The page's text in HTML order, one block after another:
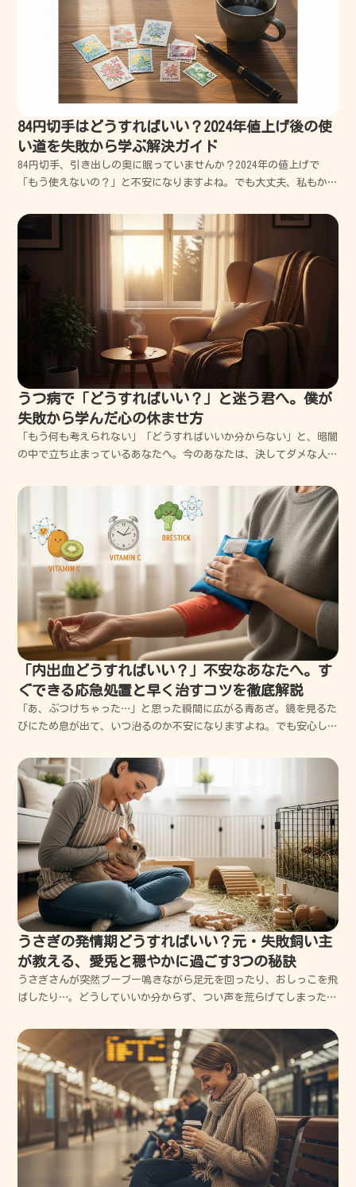
84円切手はどうすればいい？2024年値上げ後の使
い道を失敗から学ぶ解決ガイド
84円切手、引き出しの奥に眠っていませんか？2024年の値上げで
「もう使えないの？」と不安になりますよね。でも大丈夫、私もかつ
い道がたくさんあるんです。今回は、あなたの手元の切手を無駄にせ
ず、スッキリ解決する方法を私の失敗談も交えながら、...
うつ病で「どうすればいい？」と迷う君へ。僕が
失敗から学んだ心の休ませ方
「もう何も考えられない」「どうすればいいか分からない」と、暗闇
の中で立ち止まっているあなたへ。今のあなたは、決してダメな人間
です。僕も何度も道に迷い、暗闇の中で自分を責め続けた経験がある
からこそ、あなたのその苦しみが痛いほど分かります。ま...
「内出血どうすればいい？」不安なあなたへ。す
ぐできる応急処置と早く治すコツを徹底解説
「あ、ぶつけちゃった…」と思った瞬間に広がる青あざ。鏡を見るた
びにため息が出て、いつ治るのか不安になりますよね。でも安心して
治る期待」に変わります。私がこれまでの失敗から学んだ、誰でもで
きる最短リカバリー術をプロの視点でわかりやすく解説し...
うさぎの発情期どうすればいい？元・失敗飼い主
が教える、愛兎と穏やかに過ごす3つの秘訣
うさぎさんが突然ブーブー鳴きながら足元を回ったり、おしっこを飛
ばしたり…。どうしていいか分からず、つい声を荒らげてしまった過
つ、愛兎と穏やかに過ごすための具体的な解決策を優しくお伝えしま
す。一緒に解決していきましょうね。うさぎの発情期のサ...